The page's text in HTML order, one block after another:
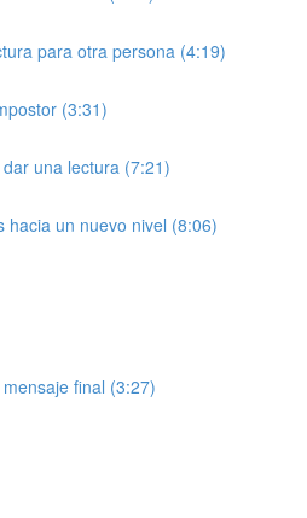
para otra persona (4:19)
(3:31)
una lectura (7:21)
hacia un nuevo nivel (8:06)
final (3:27)